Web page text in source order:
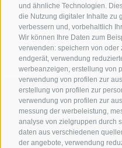
und ähnliche Technologien.
die Nutzung digitaler Inhalte zu
verbessern und, vorbehaltlich
Wir können Ihre Daten zum
verwenden: speichern von
endgerät, verwendung
werbeanzeigen, erstellung von
verwendung von profilen zur
erstellung von profilen zur
verwendung von profilen zur
messung der werbeleistung,
analyse von zielgruppen durch
daten aus verschiedenen
der angebote, verwendung
« ‹ 1
23 Einträge auf 3